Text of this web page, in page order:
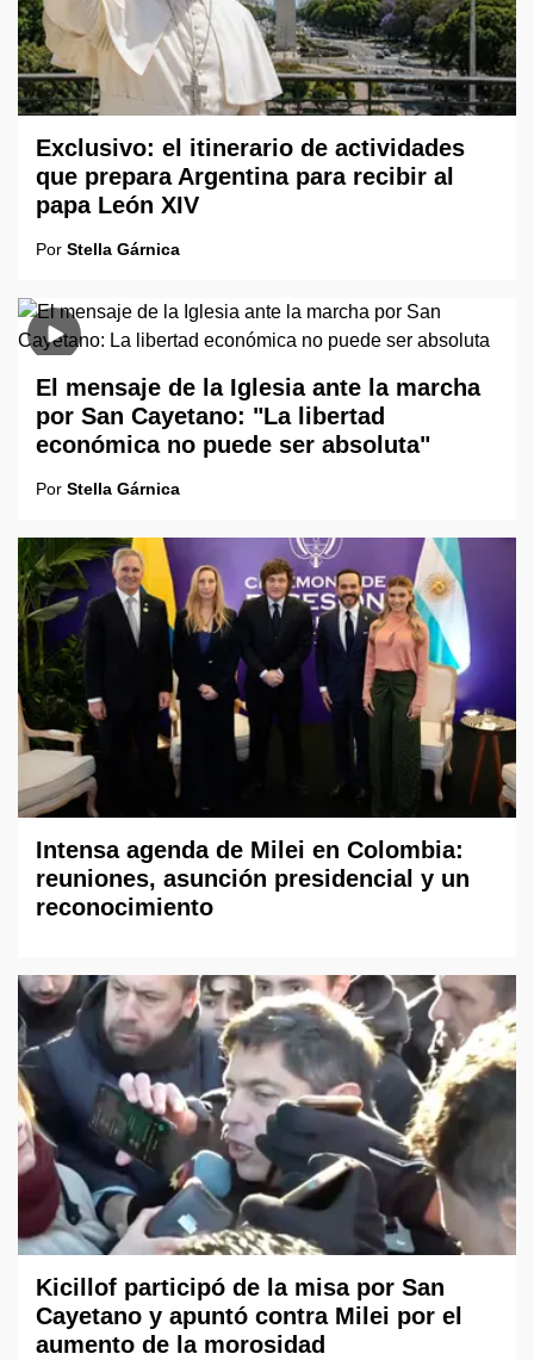
Exclusivo: el itinerario de actividades
que prepara Argentina para recibir al
papa León XIV
Por Stella Gárnica
El mensaje de la Iglesia ante la marcha
por San Cayetano: "La libertad
económica no puede ser absoluta"
Por Stella Gárnica
Intensa agenda de Milei en Colombia:
reuniones, asunción presidencial y un
reconocimiento
Kicillof participó de la misa por San
Cayetano y apuntó contra Milei por el
aumento de la morosidad